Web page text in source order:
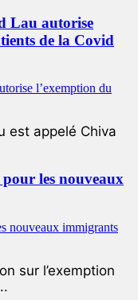
Lau autorise
de la Covid
est appelé Chiva
les nouveaux
sur l’exemption